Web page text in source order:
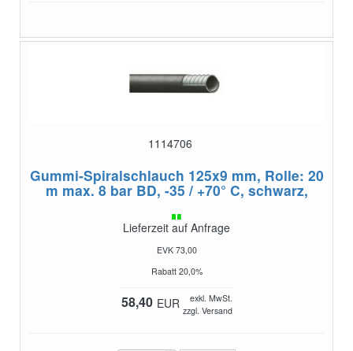
1114706
Gummi-Spiralschlauch 125x9 mm, Rolle: 20
m max. 8 bar BD, -35 / +70° C, schwarz,
Lieferzeit auf Anfrage
EVK 73,00
Rabatt 20,0%
58,40 EUR
exkl. MwSt.
zzgl. Versand